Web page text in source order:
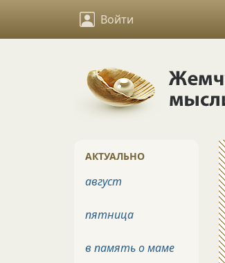
Войти
АКТУАЛЬНО
август
пятница
в память о маме